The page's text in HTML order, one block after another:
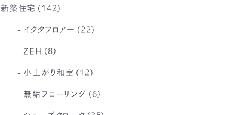
新築住宅 (142)
イクタフロアー (22)
ZEH (8)
小上がり和室 (12)
無垢フローリング (6)